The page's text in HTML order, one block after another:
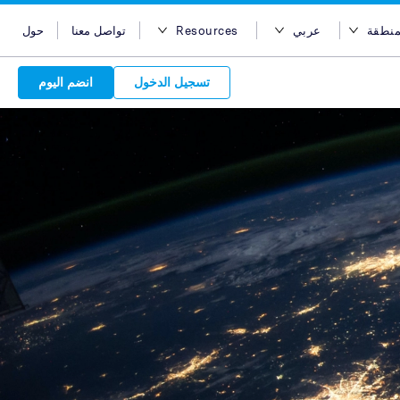
المنطقة
الهند
إندونيسيا
ماليزيا
الفلبين
المملكة العربية السعودية
سنغافورة
تايوان
تايلاند
عربي
English
Bahasa Indonesia
简体中文
عربي
Resources
مدونة
Case Studies
تواصل معنا حول
Attract
Leverage
new
services.
partners
are in-
global
your
Discover
Service
service
marketing
Discover
choice for
leverage
Reach
quality
backed
تسجيل الدخول انضم اليوم